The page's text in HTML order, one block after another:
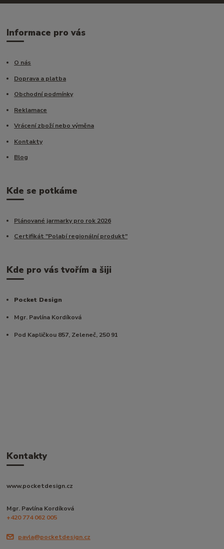
Informace pro vás
O nás
Doprava a platba
Obchodní podmínky
Reklamace
Vrácení zboží nebo výměna
Kontakty
Blog
Kde se potkáme
Plánované jarmarky pro rok 2026
Certifikát "Polabí regionální produkt"
Kde pro vás tvořím a šiji
Pocket Design
Mgr. Pavlína Kordíková
Pod Kapličkou 857, Zeleneč, 250 91
Kontakty
www.pocketdesign.cz
Mgr. Pavlína Kordíková
+420 774 062 005
pavla@pocketdesign.cz